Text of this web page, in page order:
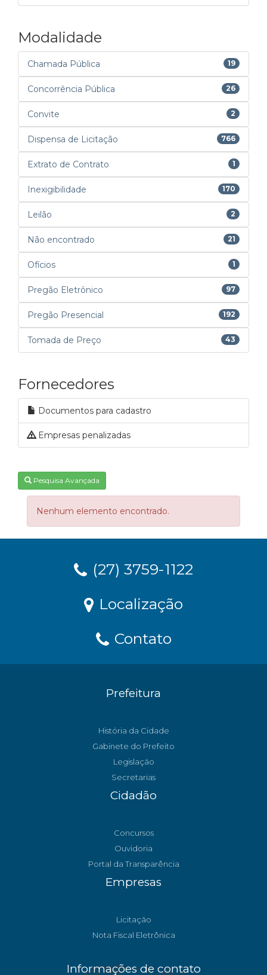
Modalidade
Chamada Pública 19
Concorrência Pública 26
Convite 2
Dispensa de Licitação 766
Extrato de Contrato 1
Inexigibilidade 170
Leilão 2
Não encontrado 21
Ofícios 1
Pregão Eletrônico 97
Pregão Presencial 192
Tomada de Preço 43
Fornecedores
Documentos para cadastro
Empresas penalizadas
Pesquisa Avançada
Nenhum elemento encontrado.
(27) 3759-1122
Localização
Contato
Prefeitura
História da Cidade
Gabinete do Prefeito
Legislação
Secretarias
Cidadão
Concursos
Ouvidoria
Portal da Transparência
Empresas
Licitação
Nota Fiscal Eletrônica
Informações de contato